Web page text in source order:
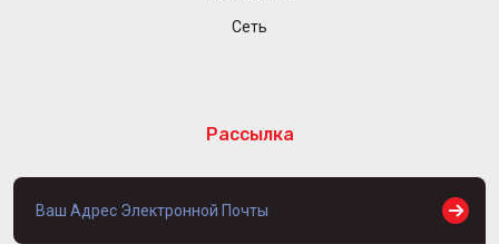
Сеть
Рассылка